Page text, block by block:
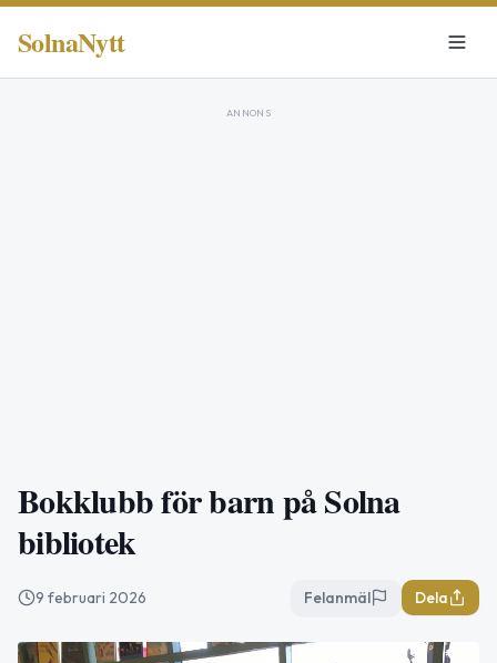
SolnaNytt
ANNONS
Bokklubb för barn på Solna
bibliotek
9 februari 2026 Felanmäl Dela